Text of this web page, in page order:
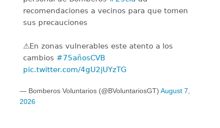
recomendaciones a vecinos para que tomen
sus precauciones
⚠️En zonas vulnerables este atento a los
cambios #75añosCVB
pic.twitter.com/4gU2jUYzTG
— Bomberos Voluntarios (@BVoluntariosGT) August 7,
2026